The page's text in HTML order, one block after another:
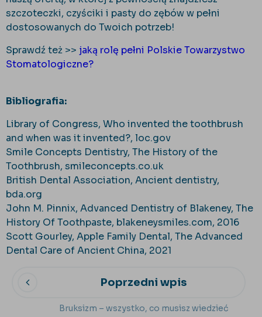
szczoteczki, czyściki i pasty do zębów w pełni
dostosowanych do Twoich potrzeb!
Sprawdź też >> jaką rolę pełni Polskie Towarzystwo
Stomatologiczne?
Bibliografia:
Library of Congress, Who invented the toothbrush
and when was it invented?, loc.gov
Smile Concepts Dentistry, The History of the
Toothbrush, smileconcepts.co.uk
British Dental Association, Ancient dentistry,
bda.org
John M. Pinnix, Advanced Dentistry of Blakeney, The
History Of Toothpaste, blakeneysmiles.com, 2016
Scott Gourley, Apple Family Dental, The Advanced
Dental Care of Ancient China, 2021
Poprzedni wpis
Bruksizm – wszystko, co musisz wiedzieć